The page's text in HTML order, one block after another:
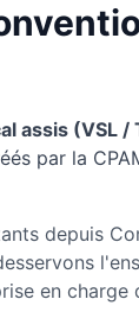
assis (VSL /
par la
depuis
en charge